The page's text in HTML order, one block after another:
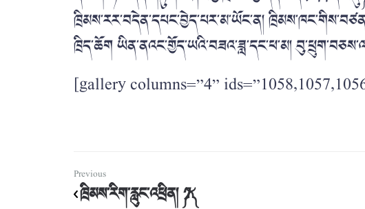
ཁྲིམས་རར་བདེན་དཔང་བྱེད་པར་མ་ཡོང་ན།
ཁྲིད་ཆོག ཡིན་ནའང་གྱོད་ཡའི་བཟའ་ཟླ་དང་ཕ་མ།
[gallery columns=”4”
Previous
ཁྲིམས་རིག་རླུང་འཕྲིན། ༼༡༽